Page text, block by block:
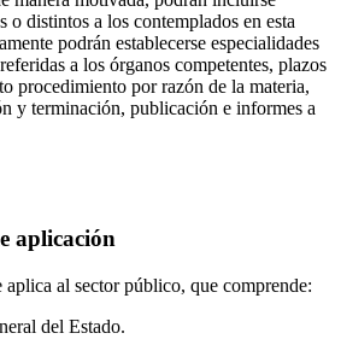
o distintos a los contemplados en esta
podrán establecerse especialidades
a los órganos competentes, plazos
procedimiento por razón de la materia,
y terminación, publicación e informes a
aplicación
aplica al sector público, que comprende:
del Estado.